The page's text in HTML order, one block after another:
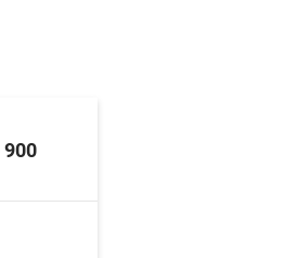
900